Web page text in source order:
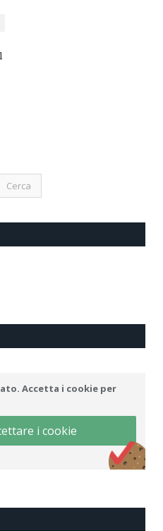
Accetta i cookie per
i cookie